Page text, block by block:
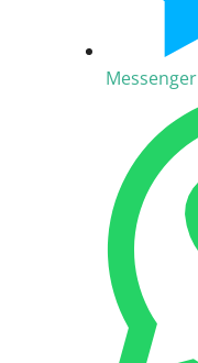
Messenger